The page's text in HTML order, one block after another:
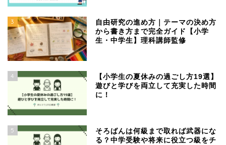
3
自由研究の進め方｜テーマの決め方
から書き方まで完全ガイド【小学
生・中学生】理科講師監修
4
【小学生の夏休みの過ごし方19選】
遊びと学びを両立して充実した時間
に！
5
そろばんは何級まで取れば武器にな
る？中学受験や将来に役立つ級をチ